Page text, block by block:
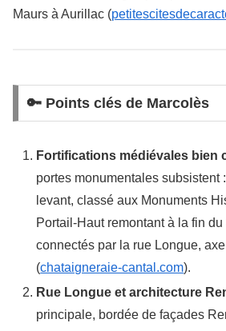
Maurs à Aurillac (
🔑 Points clés de Marcolès
Fortifications médiévales bien
portes monumentales subsistent
levant, classé aux Monuments
Portail-Haut remontant à la fin du
connectés par la rue Longue,
(chataigneraie-cantal.com).
Rue Longue et architecture
principale, bordée de façades